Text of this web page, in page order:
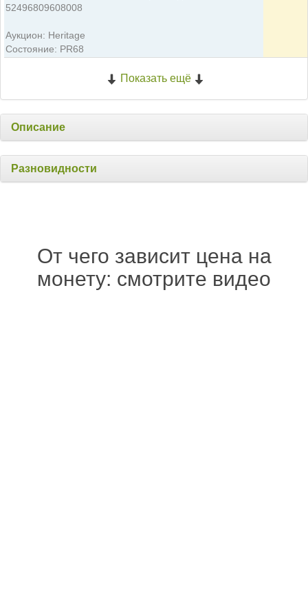
52496809608008
Аукцион: Heritage
Состояние: PR68
Показать ещё
Описание
Разновидности
От чего зависит цена на
монету: смотрите видео